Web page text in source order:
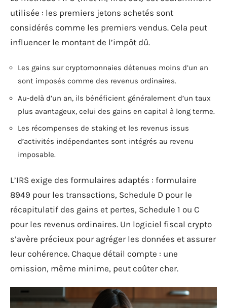
utilisée : les premiers jetons achetés sont
considérés comme les premiers vendus. Cela peut
influencer le montant de l’impôt dû.
Les gains sur cryptomonnaies détenues moins d’un an
sont imposés comme des revenus ordinaires.
Au-delà d’un an, ils bénéficient généralement d’un taux
plus avantageux, celui des gains en capital à long terme.
Les récompenses de staking et les revenus issus
d’activités indépendantes sont intégrés au revenu
imposable.
L’IRS exige des formulaires adaptés : formulaire
8949 pour les transactions, Schedule D pour le
récapitulatif des gains et pertes, Schedule 1 ou C
pour les revenus ordinaires. Un logiciel fiscal crypto
s’avère précieux pour agréger les données et assurer
leur cohérence. Chaque détail compte : une
omission, même minime, peut coûter cher.